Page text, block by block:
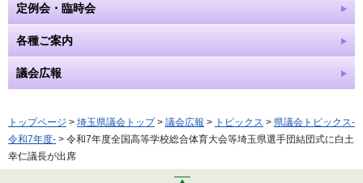
定例会・臨時会
各種ご案内
議会広報
トップページ > 埼玉県議会トップ> 議会広報 > トピックス > 県議会トピックス-
令和7年度- > 令和7年度全国高等学校総合体育大会等埼玉県選手団結団式に白土
幸仁議長が出席